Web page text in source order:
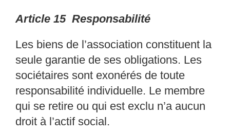
Article 15 Responsabilité
Les biens de l’association constituent la
seule garantie de ses obligations. Les
sociétaires sont exonérés de toute
responsabilité individuelle. Le membre
qui se retire ou qui est exclu n’a aucun
droit à l’actif social.